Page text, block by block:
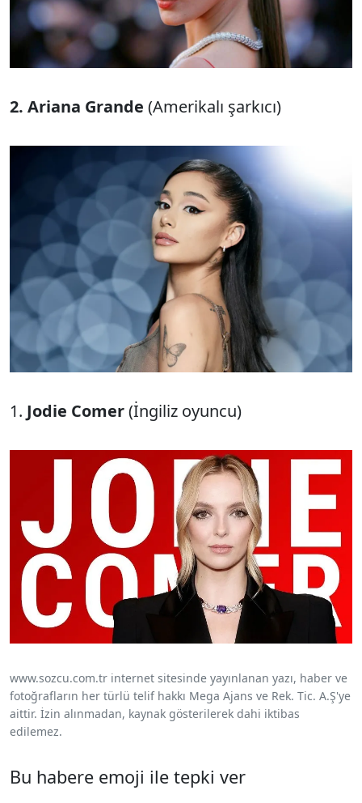
2. Ariana Grande (Amerikalı şarkıcı)
1. Jodie Comer(İngiliz oyuncu)
www.sozcu.com.tr internet sitesinde yayınlanan yazı, haber ve
fotoğrafların her türlü telif hakkı Mega Ajans ve Rek. Tic. A.Ş'ye
aittir. İzin alınmadan, kaynak gösterilerek dahi iktibas
edilemez.
Bu habere emoji ile tepki ver